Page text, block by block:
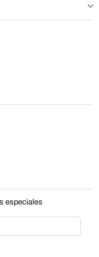
especiales